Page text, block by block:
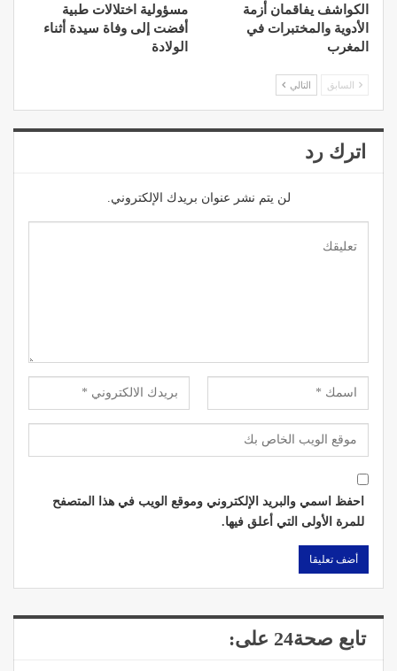
الكواشف يفاقمان أزمة
الأدوية والمختبرات في
المغرب
مسؤولية اختلالات طبية
أفضت إلى وفاة سيدة أثناء
الولادة
السابق التالي
اترك رد
لن يتم نشر عنوان بريدك الإلكتروني.
احفظ اسمي والبريد الإلكتروني وموقع الويب في هذا المتصفح
للمرة الأولى التي أعلق فيها.
تابع صحة24 على: